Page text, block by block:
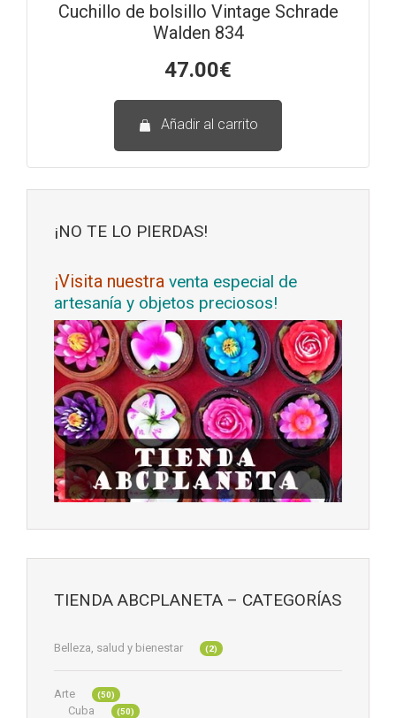
Cuchillo de bolsillo Vintage Schrade
Walden 834
47.00€
Añadir al carrito
¡NO TE LO PIERDAS!
¡Visita nuestra venta especial de
artesanía y objetos preciosos!
TIENDA ABCPLANETA – CATEGORÍAS
Belleza, salud y bienestar (2)
Arte (50)
Cuba (50)